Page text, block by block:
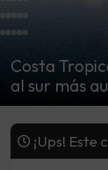
Costa
al sur más
¡Ups! Este